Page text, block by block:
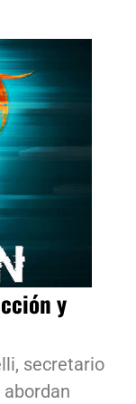
y
secretario
abordan